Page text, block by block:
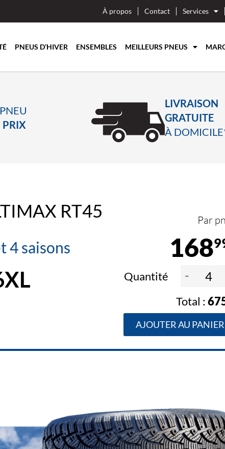
À propos Contact Services
PNEUS D’HIVER ENSEMBLES MEILLEURS PNEUS
PRIX
LIVRAISON
GRATUITE
À
RT45
4 saisons
Par
168
Quantité -
AJOUTER AU PANIER